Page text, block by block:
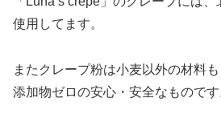
使用してます。
またクレープ粉は小麦以外の材料
添加物ゼロの安心・安全なものです